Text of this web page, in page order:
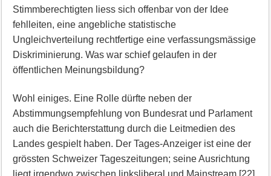
Stimmberechtigten liess sich offenbar von der Idee
fehlleiten, eine angebliche statistische
Ungleichverteilung rechtfertige eine verfassungsmässige
Diskriminierung. Was war schief gelaufen in der
öffentlichen Meinungsbildung?
Wohl einiges. Eine Rolle dürfte neben der
Abstimmungsempfehlung von Bundesrat und Parlament
auch die Berichterstattung durch die Leitmedien des
Landes gespielt haben. Der Tages-Anzeiger ist eine der
grössten Schweizer Tageszeitungen; seine Ausrichtung
liegt irgendwo zwischen linksliberal und Mainstream.[22]